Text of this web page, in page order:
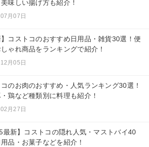
味しい揚げ方も紹介！
月07日
】コストコのおすすめ日用品・雑貨30選！便
ゃれ商品をランキングで紹介！
月05日
のお肉のおすすめ・人気ランキング30選！
鶏など種類別に料理も紹介！
月27日
最新】コストコの隠れ人気・マストバイ40
品・お菓子などを紹介！